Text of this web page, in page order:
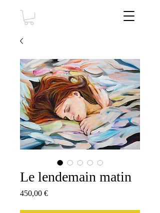
Le lendemain matin
450,00 €Prix